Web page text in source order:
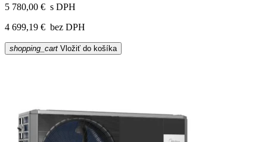
5 780,00 € s DPH
4 699,19 € bez DPH
shopping_cart Vložiť do košíka